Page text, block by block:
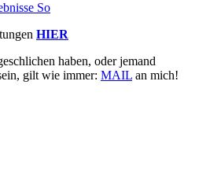
HIER
haben, oder jemand
gilt wie immer: MAIL an mich!